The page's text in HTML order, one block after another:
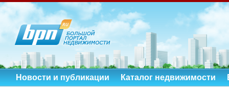
Новости и публикации Каталог недвижимости